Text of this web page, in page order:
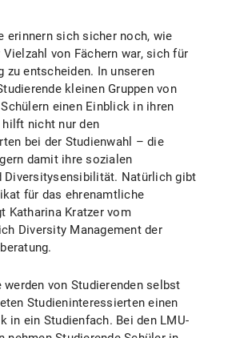
erinnern sich sicher noch, wie
von Fächern war, sich für
zu entscheiden. In unseren
kleinen Gruppen von
einen Einblick in ihren
hilft nicht nur den
bei der Studienwahl – die
damit ihre sozialen
Diversitysensibilität. Natürlich gibt
für das ehrenamtliche
Katharina Kratzer vom
Diversity Management der
werden von Studierenden selbst
Studieninteressierten einen
in ein Studienfach. Bei den LMU-